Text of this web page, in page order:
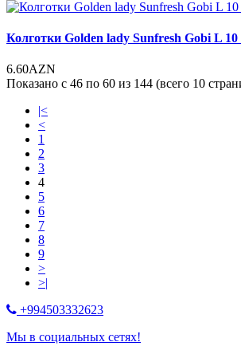
Колготки Golden lady Sunfresh Gobi L 10
6.60AZN
Показано с 46 по 60 из 144 (всего 10
|<
<
1
2
3
4
5
6
7
8
9
>
>|
+994503332623
Мы в социальных сетях!